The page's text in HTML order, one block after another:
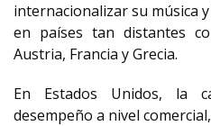
internacionalizar su música
en países tan distantes
Austria, Francia y Grecia.
En Estados Unidos, la
desempeño a nivel